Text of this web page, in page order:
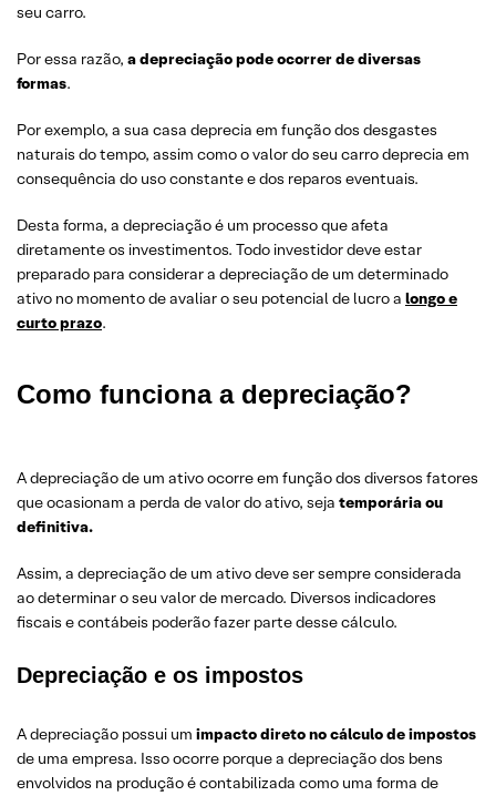
seu carro.
Por essa razão, a depreciação pode ocorrer de diversas
formas.
Por exemplo, a sua casa deprecia em função dos desgastes
naturais do tempo, assim como o valor do seu carro deprecia em
consequência do uso constante e dos reparos eventuais.
Desta forma, a depreciação é um processo que afeta
diretamente os investimentos. Todo investidor deve estar
preparado para considerar a depreciação de um determinado
ativo no momento de avaliar o seu potencial de lucro a longo e
curto prazo.
Como funciona a depreciação?
A depreciação de um ativo ocorre em função dos diversos fatores
que ocasionam a perda de valor do ativo, seja temporária ou
definitiva.
Assim, a depreciação de um ativo deve ser sempre considerada
ao determinar o seu valor de mercado. Diversos indicadores
fiscais e contábeis poderão fazer parte desse cálculo.
Depreciação e os impostos
A depreciação possui um impacto direto no cálculo de impostos
de uma empresa. Isso ocorre porque a depreciação dos bens
envolvidos na produção é contabilizada como uma forma de